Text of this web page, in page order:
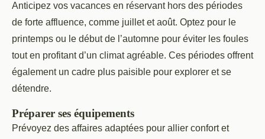
Anticipez vos vacances en réservant hors des périodes
de forte affluence, comme juillet et août. Optez pour le
printemps ou le début de l’automne pour éviter les foules
tout en profitant d’un climat agréable. Ces périodes offrent
également un cadre plus paisible pour explorer et se
détendre.
Préparer ses équipements
Prévoyez des affaires adaptées pour allier confort et